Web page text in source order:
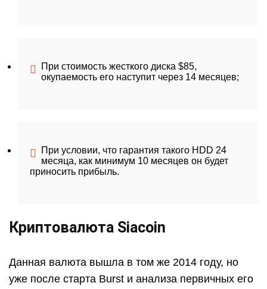
При стоимость жесткого диска $85,
окупаемость его наступит через 14 месяцев;
При условии, что гарантия такого HDD 24
месяца, как минимум 10 месяцев он будет
приносить прибыль.
Криптовалюта Siacoin
Данная валюта вышла в том же 2014 году, но
уже после старта Burst и анализа первичных его